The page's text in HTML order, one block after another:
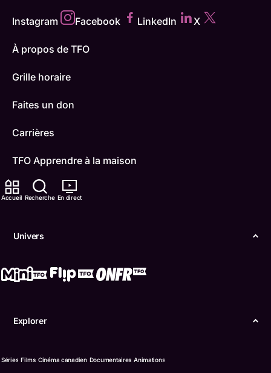
Accueil Recherche En direct
Univers
Explorer
Séries Films Cinéma canadien Documentaires Animations
Instagram Facebook LinkedIn X
À propos de TFO
Grille horaire
Faites un don
Carrières
TFO Apprendre à la maison
Comment nous capter
IDÉLLO
Conditions d'utilisation
Accessibilité